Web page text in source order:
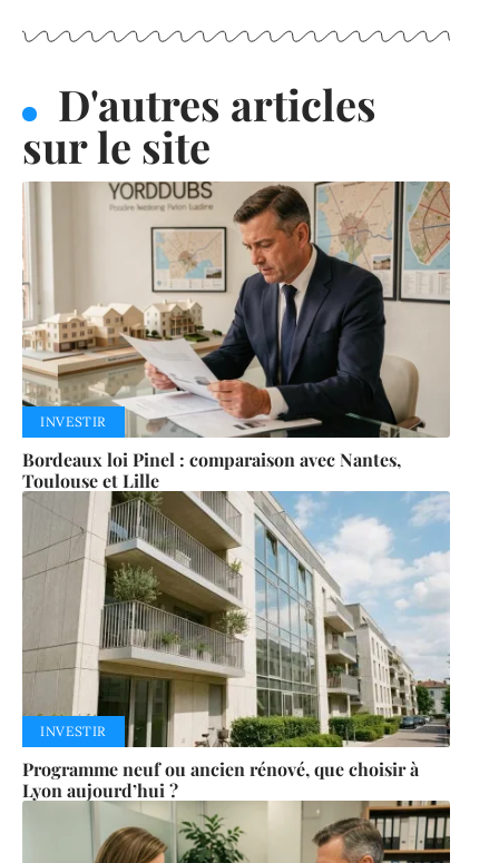
D'autres articles
sur le site
INVESTIR
Bordeaux loi Pinel : comparaison avec Nantes,
Toulouse et Lille
INVESTIR
Programme neuf ou ancien rénové, que choisir à
Lyon aujourd’hui ?